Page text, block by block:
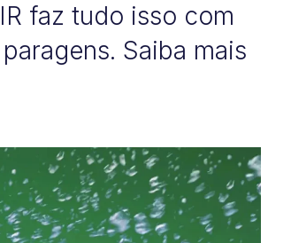
faz tudo isso com
Saiba mais